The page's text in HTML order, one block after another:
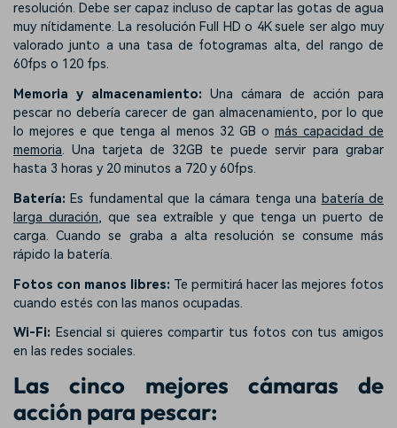
resolución. Debe ser capaz incluso de captar las gotas de agua
muy nítidamente. La resolución Full HD o 4K suele ser algo muy
valorado junto a una tasa de fotogramas alta, del rango de
60fps o 120 fps.
Memoria y almacenamiento: Una cámara de acción para
pescar no debería carecer de gan almacenamiento, por lo que
lo mejores e que tenga al menos 32 GB o más capacidad de
memoria. Una tarjeta de 32GB te puede servir para grabar
hasta 3 horas y 20 minutos a 720 y 60fps.
Batería: Es fundamental que la cámara tenga una batería de
larga duración, que sea extraíble y que tenga un puerto de
carga. Cuando se graba a alta resolución se consume más
rápido la batería.
Fotos con manos libres: Te permitirá hacer las mejores fotos
cuando estés con las manos ocupadas.
Wi-Fi: Esencial si quieres compartir tus fotos con tus amigos
en las redes sociales.
Las cinco mejores cámaras de
acción para pescar: